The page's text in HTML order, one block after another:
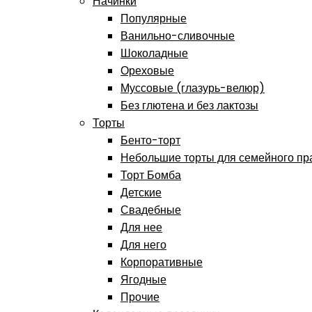
Популярные
Ванильно-сливочные
Шоколадные
Ореховые
Муссовые (глазурь-велюр)
Без глютена и без лактозы
Торты
Бенто-торт
Небольшие торты для семейного
Торт Бомба
Детские
Свадебные
Для нее
Для него
Корпоративные
Ягодные
Прочие